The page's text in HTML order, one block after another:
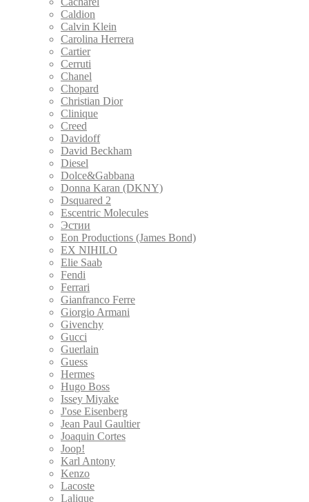
Caldion
Calvin Klein
Carolina Herrera
Cartier
Cerruti
Chanel
Chopard
Christian Dior
Clinique
Creed
Davidoff
David Beckham
Diesel
Dolce&Gabbana
Donna Karan (DKNY)
Dsquared 2
Escentric Molecules
Эстии
Eon Productions (James Bond)
EX NIHILO
Elie Saab
Fendi
Ferrari
Gianfranco Ferre
Giorgio Armani
Givenchy
Gucci
Guerlain
Guess
Hermes
Hugo Boss
Issey Miyake
J'ose Eisenberg
Jean Paul Gaultier
Joaquin Cortes
Joop!
Karl Antony
Kenzo
Lacoste
Lalique